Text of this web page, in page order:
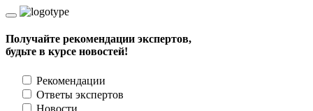
Получайте рекомендации экспертов,
будьте в курсе новостей!
Рекомендации
Ответы экспертов
Новости